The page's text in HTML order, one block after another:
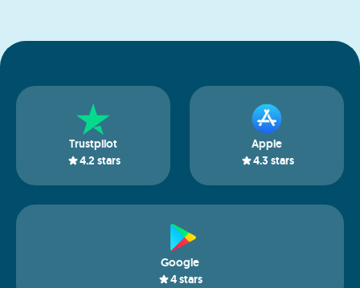
Trustpilot
4.2 stars
Apple
4.3 stars
Google
4stars